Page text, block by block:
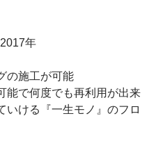
年
の施工が可能
能で何度でも再利用が出来
いける『一生モノ』のフロ